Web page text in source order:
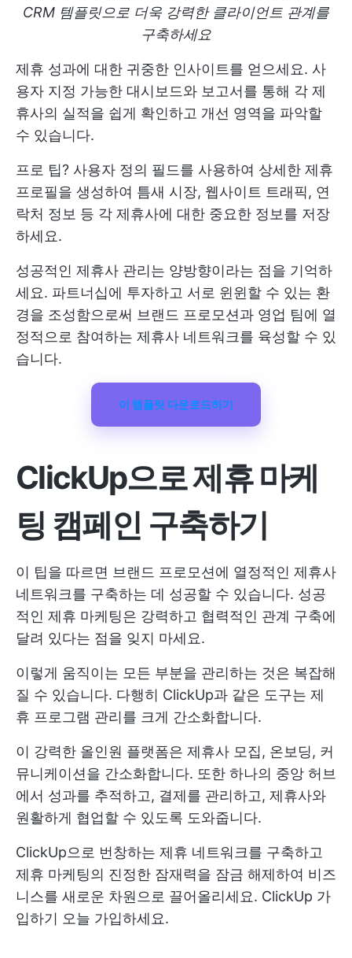
CRM 템플릿으로 더욱 강력한 클라이언트 관계를
구축하세요
제휴 성과에 대한 귀중한 인사이트를 얻으세요. 사
용자 지정 가능한 대시보드와 보고서를 통해 각 제
휴사의 실적을 쉽게 확인하고 개선 영역을 파악할
수 있습니다.
프로 팁? 사용자 정의 필드를 사용하여 상세한 제휴
프로필을 생성하여 틈새 시장, 웹사이트 트래픽, 연
락처 정보 등 각 제휴사에 대한 중요한 정보를 저장
하세요.
성공적인 제휴사 관리는 양방향이라는 점을 기억하
세요. 파트너십에 투자하고 서로 윈윈할 수 있는 환
경을 조성함으로써 브랜드 프로모션과 영업 팀에 열
정적으로 참여하는 제휴사 네트워크를 육성할 수 있
습니다.
이 템플릿 다운로드하기
ClickUp으로 제휴 마케
팅 캠페인 구축하기
이 팁을 따르면 브랜드 프로모션에 열정적인 제휴사
네트워크를 구축하는 데 성공할 수 있습니다. 성공
적인 제휴 마케팅은 강력하고 협력적인 관계 구축에
달려 있다는 점을 잊지 마세요.
이렇게 움직이는 모든 부분을 관리하는 것은 복잡해
질 수 있습니다. 다행히 ClickUp과 같은 도구는 제
휴 프로그램 관리를 크게 간소화합니다.
이 강력한 올인원 플랫폼은 제휴사 모집, 온보딩, 커
뮤니케이션을 간소화합니다. 또한 하나의 중앙 허브
에서 성과를 추적하고, 결제를 관리하고, 제휴사와
원활하게 협업할 수 있도록 도와줍니다.
ClickUp으로 번창하는 제휴 네트워크를 구축하고
제휴 마케팅의 진정한 잠재력을 잠금 해제하여 비즈
니스를 새로운 차원으로 끌어올리세요. ClickUp 가
입하기 오늘 가입하세요.